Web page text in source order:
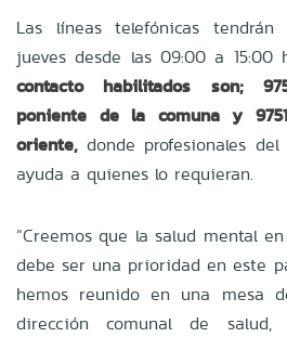
Las líneas telefónicas
jueves desde las 09:00 a 15:00
contacto habilitados son;
poniente de la comuna y
oriente, donde profesionales
ayuda a quienes lo requieran.
“Creemos que la salud mental
debe ser una prioridad en este
hemos reunido en una mesa
dirección comunal de